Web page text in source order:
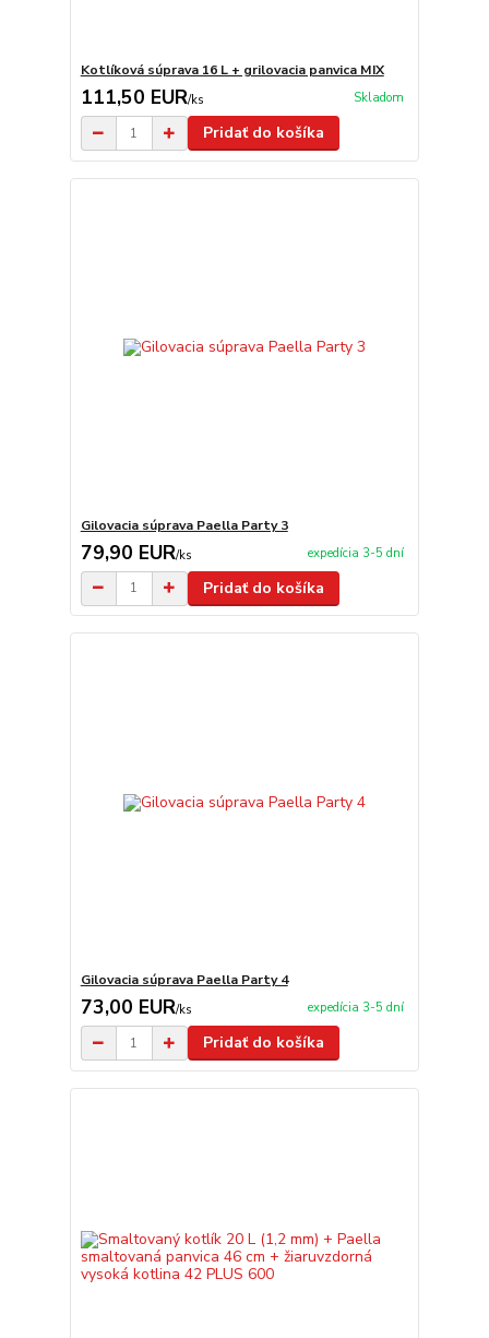
Kotlíková súprava 16 L + grilovacia panvica MIX
111,50 EUR/ks Skladom
Pridať do košíka
Gilovacia súprava Paella Party 3
79,90 EUR/ks expedícia 3-5 dní
Pridať do košíka
Gilovacia súprava Paella Party 4
73,00 EUR/ks expedícia 3-5 dní
Pridať do košíka